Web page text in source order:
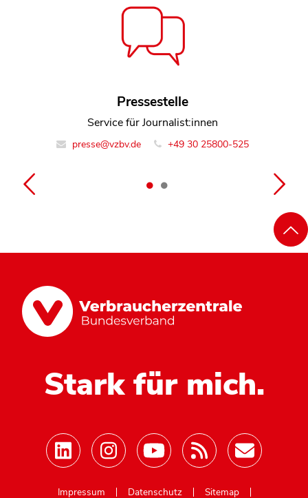
Pressestelle
Service für Journalist:innen
presse@vzbv.de +49 30 25800-525
Florian Glatzner
Referent Team Digitales und Medien
info@vzbv.de +49 30 25800-0
Stark für mich.
Impressum
Datenschutz
Sitemap